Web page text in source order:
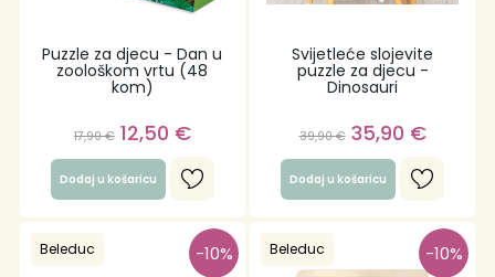
Puzzle za djecu - Dan u
zoološkom vrtu (48
kom)
17,90€ 12,50 €
Dodaj u košaricu
Svijetleće slojevite
puzzle za djecu -
Dinosauri
39,90€ 35,90 €
Dodaj u košaricu
Beleduc -10% Beleduc -10%